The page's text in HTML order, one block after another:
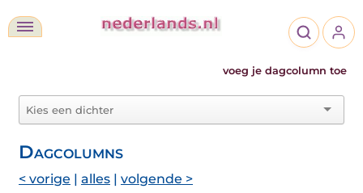
voeg je dagcolumn toe
Dagcolumns
< vorige | alles | volgende >